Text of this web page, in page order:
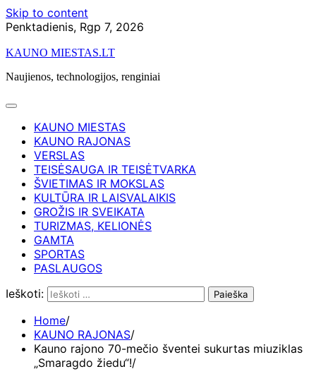
Skip to content
Penktadienis, Rgp 7, 2026
KAUNO MIESTAS.LT
Naujienos, technologijos, renginiai
KAUNO MIESTAS
KAUNO RAJONAS
VERSLAS
TEISĖSAUGA IR TEISĖTVARKA
ŠVIETIMAS IR MOKSLAS
KULTŪRA IR LAISVALAIKIS
GROŽIS IR SVEIKATA
TURIZMAS, KELIONĖS
GAMTA
SPORTAS
PASLAUGOS
Ieškoti:
Home
KAUNO RAJONAS
Kauno rajono 70-mečio šventei sukurtas miuziklas
„Smaragdo žiedu“!